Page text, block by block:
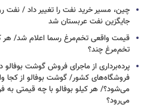
چین، مسیر خرید نفت را تغییر داد / نفت
جایگزین نفت عربستان شد
قیمت واقعی تخم‌مرغ رسما اعلام شد/ هر
تخم‌مرغ چند؟
پرده‌برداری از ماجرای فروش گوشت بوفالو
فروشگاه‌های کشور/ گوشت بوفالو از کجا
می‌شود؟/ هر کیلو بوفالو با چه قیمتی به
می‌رود؟